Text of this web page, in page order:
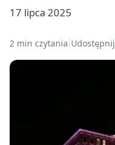
17 lipca 2025
2 min czytania Udostępnij